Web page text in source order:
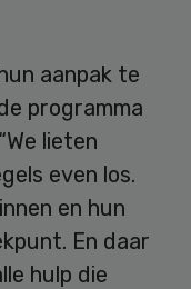
aanpak te
programma
lieten
even los.
en hun
En daar
hulp die